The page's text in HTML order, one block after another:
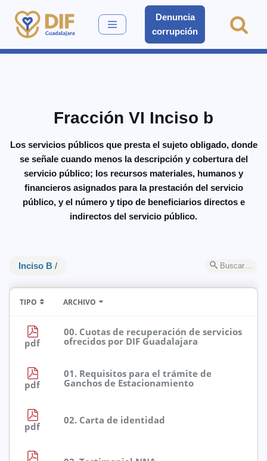
Saltar
Denuncia
corrupción
Fracción VI Inciso b
Los servicios públicos que presta el sujeto obligado, donde
se señale cuando menos la descripción y cobertura del
servicio público; los recursos materiales, humanos y
financieros asignados para la prestación del servicio
público, y el número y tipo de beneficiarios directos e
indirectos del servicio público.
Inciso B / Buscar…
TIPO ARCHIVO
pdf
00. Cuotas de recuperación de servicios
ofrecidos por DIF Guadalajara
pdf
01. Requisitos para el trámite de
Ganchos de Estacionamiento
pdf
02. Carta de identidad